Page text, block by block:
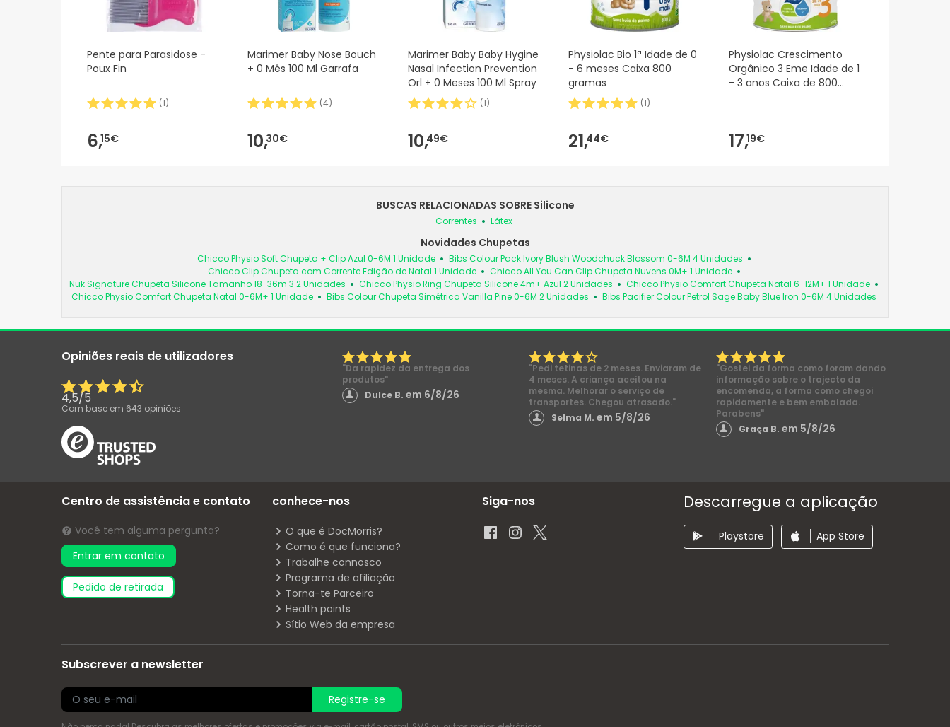
Pente para Parasidose -
Poux Fin
(1)
6,15€
Marimer Baby Nose Bouch
+ 0 Mês 100 Ml Garrafa
(4)
10,30€
Marimer Baby Baby Hygine
Nasal Infection Prevention
Orl + 0 Meses 100 Ml Spray
(1)
10,49€
Physiolac Bio 1ª Idade de 0
- 6 meses Caixa 800
gramas
(1)
21,44€
Physiolac Crescimento
Orgânico 3 Eme Idade de 1
- 3 anos Caixa de 800
17,19€
BUSCAS RELACIONADAS SOBRE Silicone
Correntes Látex
Novidades Chupetas
Chicco Physio Soft Chupeta + Clip Azul 0-6M 1 Unidade
Bibs Colour Pack Ivory Blush Woodchuck Blossom 0-6M 4 Unidades
Chicco Clip Chupeta com Corrente Edição de Natal 1 Unidade
Chicco All You Can Clip Chupeta Nuvens 0M+ 1 Unidade
Nuk Signature Chupeta Silicone Tamanho 18-36m 3 2 Unidades
Chicco Physio Ring Chupeta Silicone 4m+ Azul 2 Unidades
Chicco Physio Comfort Chupeta Natal 6-12M+ 1 Unidade
Chicco Physio Comfort Chupeta Natal 0-6M+ 1 Unidade
Bibs Colour Chupeta Simétrica Vanilla Pine 0-6M 2 Unidades Bibs Pacifier Colour Petrol Sage Baby Blue Iron 0-6M 4 Unidades
Opiniões reais de utilizadores
4,5/5
Com base em 643 opiniões
"Da rapidez da entrega dos
produtos"
Dulce B. em 6/8/26
"Pedi tetinas de 2 meses. Enviaram de
4 meses. A criança aceitou na
mesma. Melhorar o serviço de
transportes. Chegou atrasado."
Selma M.em 5/8/26
"Gostei da forma como foram dando
informação sobre o trajecto da
encomenda, a forma como chegoi
rapidamente e bem embalada.
Parabens"
Graça B. em 5/8/26
Centro de assistência e contato
Você tem alguma pergunta?
Entrar em contato
pedido de retirada
conhece-nos
O que é DocMorris?
Como é que funciona?
Trabalhe connosco
Programa de afiliação
Torna-te Parceiro
Health points
Sítio Web da empresa
Siga-nos Descarregue a aplicação
Playstore App Store
Subscrever a newsletter
Registre-se